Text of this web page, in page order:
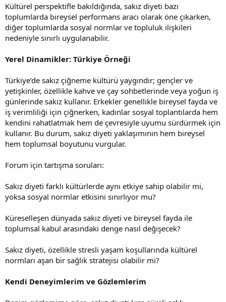
Kültürel perspektifle bakıldığında, sakız diyeti bazı
toplumlarda bireysel performans aracı olarak öne çıkarken,
diğer toplumlarda sosyal normlar ve topluluk ilişkileri
nedeniyle sınırlı uygulanabilir.
Yerel Dinamikler: Türkiye Örneği
Türkiye’de sakız çiğneme kültürü yaygındır; gençler ve
yetişkinler, özellikle kahve ve çay sohbetlerinde veya yoğun iş
günlerinde sakız kullanır. Erkekler genellikle bireysel fayda ve
iş verimliliği için çiğnerken, kadınlar sosyal toplantılarda hem
kendini rahatlatmak hem de çevresiyle uyumu sürdürmek için
kullanır. Bu durum, sakız diyeti yaklaşımının hem bireysel
hem toplumsal boyutunu vurgular.
Forum için tartışma soruları:
Sakız diyeti farklı kültürlerde aynı etkiye sahip olabilir mi,
yoksa sosyal normlar etkisini sınırlıyor mu?
Küreselleşen dünyada sakız diyeti ve bireysel fayda ile
toplumsal kabul arasındaki denge nasıl değişecek?
Sakız diyeti, özellikle stresli yaşam koşullarında kültürel
normları aşan bir sağlık stratejisi olabilir mi?
Kendi Deneyimlerim ve Gözlemlerim